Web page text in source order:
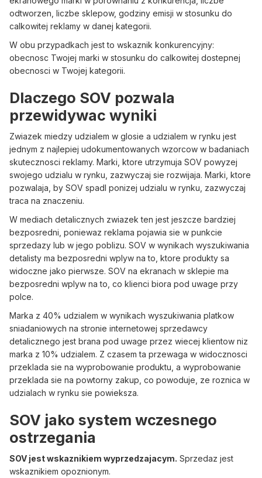
odtworzen, liczbe sklepow, godziny emisji w stosunku do
calkowitej reklamy w danej kategorii.
W obu przypadkach jest to wskaznik konkurencyjny:
obecnosc Twojej marki w stosunku do calkowitej dostepnej
obecnosci w Twojej kategorii.
Dlaczego SOV pozwala
przewidywac wyniki
Zwiazek miedzy udzialem w glosie a udzialem w rynku jest
jednym z najlepiej udokumentowanych wzorcow w badaniach
skutecznosci reklamy. Marki, ktore utrzymuja SOV powyzej
swojego udzialu w rynku, zazwyczaj sie rozwijaja. Marki, ktore
pozwalaja, by SOV spadl ponizej udzialu w rynku, zazwyczaj
traca na znaczeniu.
W mediach detalicznych zwiazek ten jest jeszcze bardziej
bezposredni, poniewaz reklama pojawia sie w punkcie
sprzedazy lub w jego poblizu. SOV w wynikach wyszukiwania
detalisty ma bezposredni wplyw na to, ktore produkty sa
widoczne jako pierwsze. SOV na ekranach w sklepie ma
bezposredni wplyw na to, co klienci biora pod uwage przy
polce.
Marka z 40% udzialem w wynikach wyszukiwania platkow
sniadaniowych na stronie internetowej sprzedawcy
detalicznego jest brana pod uwage przez wiecej klientow niz
marka z 10% udzialem. Z czasem ta przewaga w widocznosci
przeklada sie na wyprobowanie produktu, a wyprobowanie
przeklada sie na powtorny zakup, co powoduje, ze roznica w
udzialach w rynku sie powieksza.
SOV jako system wczesnego
ostrzegania
SOV jest wskaznikiem wyprzedzajacym. Sprzedaz jest
wskaznikiem opoznionym.